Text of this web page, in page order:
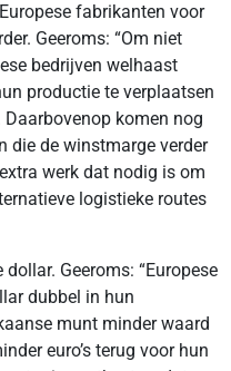
fabrikanten voor
Geeroms: “Om niet
bedrijven welhaast
productie te verplaatsen
komen nog
die de winstmarge verder
werk dat nodig is om
logistieke routes
Geeroms: “Europese
dubbel in hun
munt minder waard
euro’s terug voor hun